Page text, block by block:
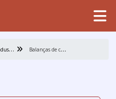
B
alança industrial B
alanças de caminhão